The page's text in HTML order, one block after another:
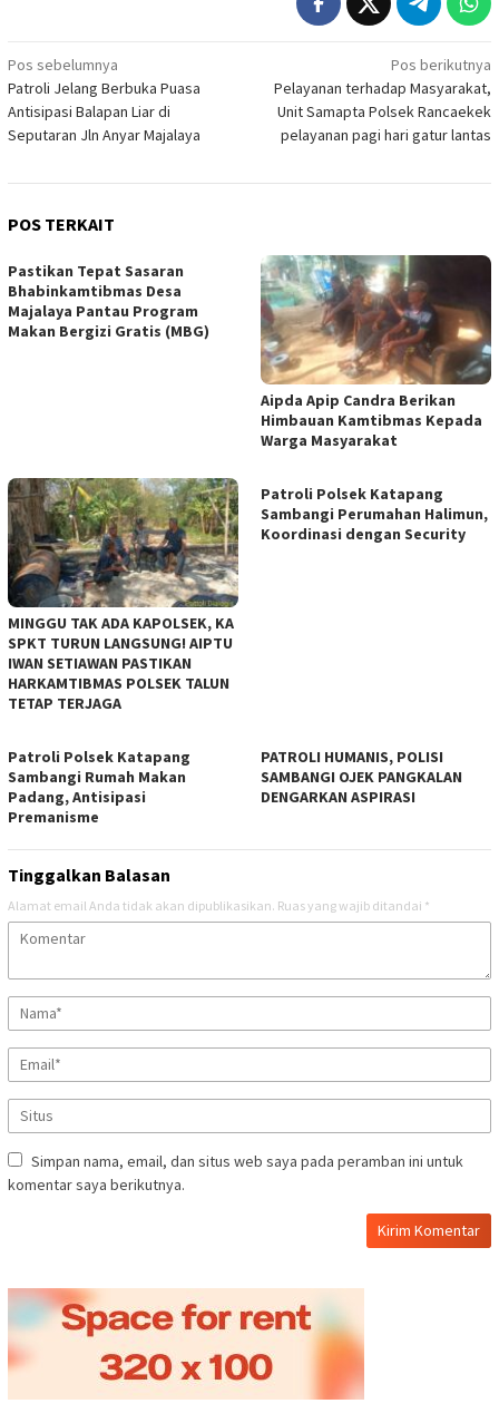
Navigasi
pos
Pos sebelumnya
Patroli Jelang Berbuka Puasa
Antisipasi Balapan Liar di
Seputaran Jln Anyar Majalaya
Pos berikutnya
Pelayanan terhadap Masyarakat,
Unit Samapta Polsek Rancaekek
pelayanan pagi hari gatur lantas
POS TERKAIT
Pastikan Tepat Sasaran
Bhabinkamtibmas Desa
Majalaya Pantau Program
Makan Bergizi Gratis (MBG)
Aipda Apip Candra Berikan
Himbauan Kamtibmas Kepada
Warga Masyarakat
MINGGU TAK ADA KAPOLSEK, KA
SPKT TURUN LANGSUNG! AIPTU
IWAN SETIAWAN PASTIKAN
HARKAMTIBMAS POLSEK TALUN
TETAP TERJAGA
‎Patroli Polsek Katapang
Sambangi Perumahan Halimun,
Koordinasi dengan Security
‎Patroli Polsek Katapang
Sambangi Rumah Makan
Padang, Antisipasi
Premanisme
‎PATROLI HUMANIS, POLISI
SAMBANGI OJEK PANGKALAN
DENGARKAN ASPIRASI
Tinggalkan Balasan
Alamat email Anda tidak akan dipublikasikan. Ruas yang wajib ditandai *
Simpan nama, email, dan situs web saya pada peramban ini untuk
komentar saya berikutnya.